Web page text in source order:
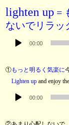
lighten up =
ないでリラッ
レ
00:00
①もっと明るく気楽に
Lighten up and enjoy
00:00